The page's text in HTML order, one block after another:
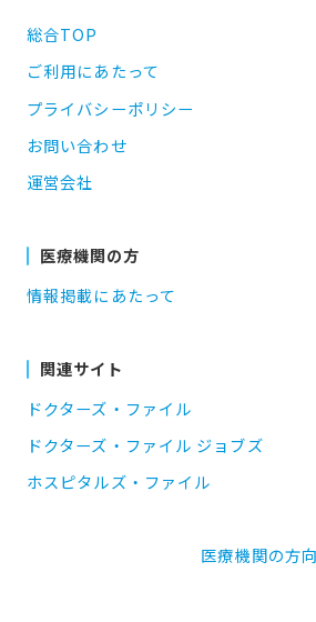
総合TOP
ご利用にあたって
プライバシーポリシー
お問い合わせ
運営会社
医療機関の方
情報掲載にあたって
関連サイト
ドクターズ・ファイル
ドクターズ・ファイル ジョブズ
ホスピタルズ・ファイル
医療機関の方